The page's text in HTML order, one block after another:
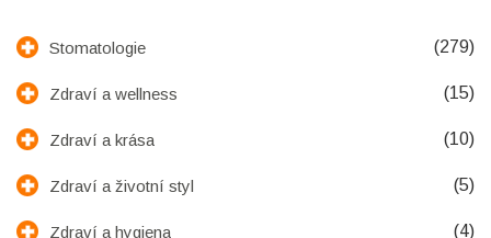
Stomatologie (279)
Zdraví a wellness (15)
Zdraví a krása (10)
Zdraví a životní styl (5)
Zdraví a hygiena (4)